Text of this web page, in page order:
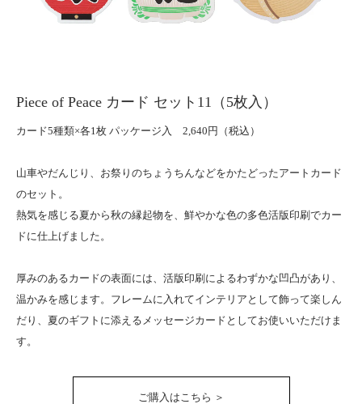
Piece of Peace カード セット11（5枚入）
カード5種類×各1枚 パッケージ入 2,640円（税込）
山車やだんじり、お祭りのちょうちんなどをかたどったアートカード
のセット。
熱気を感じる夏から秋の縁起物を、鮮やかな色の多色活版印刷でカー
ドに仕上げました。
厚みのあるカードの表面には、活版印刷によるわずかな凹凸があり、
温かみを感じます。フレームに入れてインテリアとして飾って楽しん
だり、夏のギフトに添えるメッセージカードとしてお使いいただけま
す。
ご購入はこちら ＞